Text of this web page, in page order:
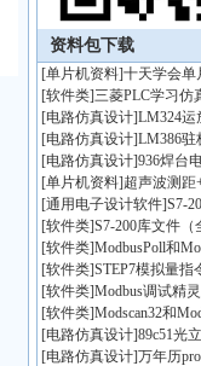
资料包下载
[单片机资料]十天学会单
[软件类]三菱PLC学习仿
[电路仿真设计]LM324运
[电路仿真设计]LM386驻
[电路仿真设计]936焊台
[单片机资料]超声波测距
[通用电子设计软件]S7-
[软件类]S7-200库文件（
[软件类]ModbusPoll和
[软件类]STEP7模拟量指
[软件类]Modbus调试精
[软件类]Modscan32和
[电路仿真设计]89c51光
[电路仿真设计]万年历